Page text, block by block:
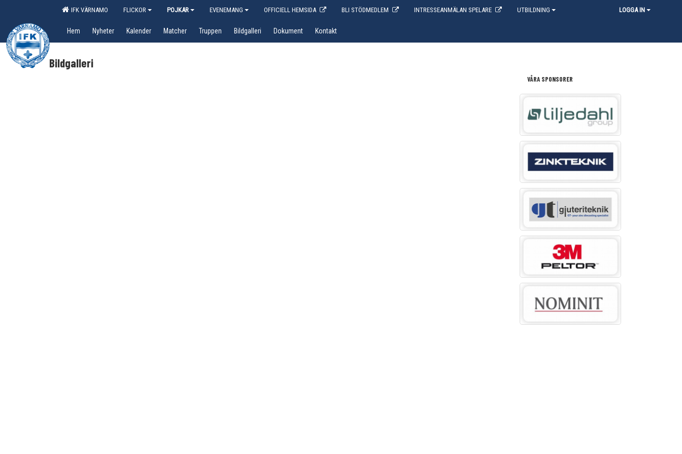
IFK VÄRNAMO FLICKOR POJKAR EVENEMANG OFFICIELL HEMSIDA BLI STÖDMEDLEM INTRESSEANMÄLAN SPELARE UTBILDNING LOGGA IN
Hem Nyheter Kalender Matcher Truppen Bildgalleri Dokument Kontakt
Bildgalleri
VÅRA SPONSORER